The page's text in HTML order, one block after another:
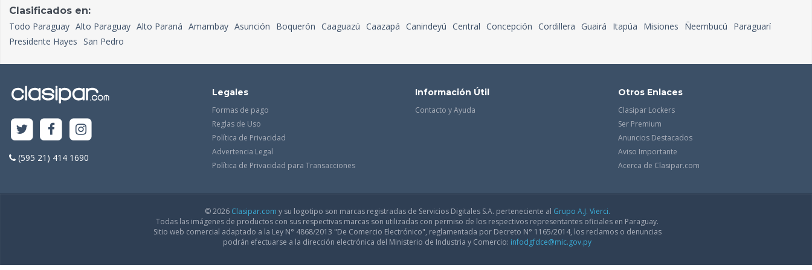
Clasificados en:
Todo Paraguay Alto Paraguay Alto Paraná Amambay Asunción Boquerón Caaguazú Caazapá Canindeyú Central Concepción Cordillera Guairá Itapúa Misiones Ñeembucú
Paraguarí
Presidente Hayes San Pedro
(595 21) 414 1690
Legales
Formas de pago
Reglas de Uso
Política de Privacidad
Advertencia Legal
Política de Privacidad para Transacciones
Información Útil
Contacto y Ayuda
Otros Enlaces
Clasipar Lockers
Ser Premium
Anuncios Destacados
Aviso Importante
Acerca de Clasipar.com
© 2026 Clasipar.com y su logotipo son marcas registradas de Servicios Digitales S.A. perteneciente al Grupo A.J. Vierci.
Todas las imágenes de productos con sus respectivas marcas son utilizadas con permiso de los respectivos representantes oficiales en Paraguay.
Sitio web comercial adaptado a la Ley N° 4868/2013 "De Comercio Electrónico", reglamentada por Decreto N° 1165/2014, los reclamos o denuncias
podrán efectuarse a la dirección electrónica del Ministerio de Industria y Comercio: infodgfdce@mic.gov.py